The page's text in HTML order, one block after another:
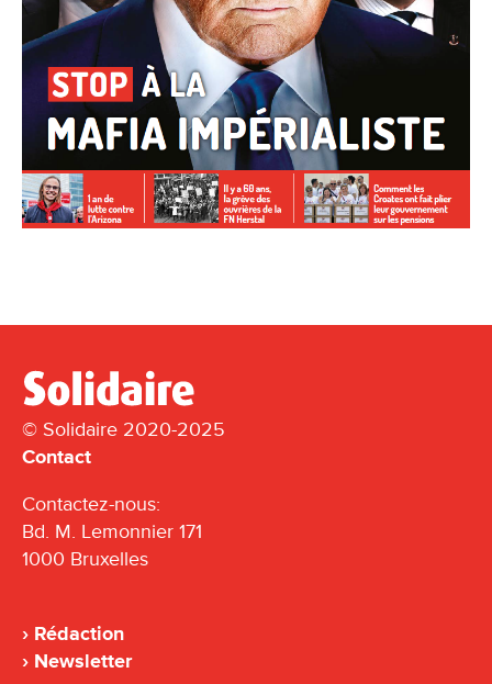
© Solidaire 2020-2025
Contact
Contactez-nous:
Bd. M. Lemonnier 171
1000 Bruxelles
Rédaction
Newsletter